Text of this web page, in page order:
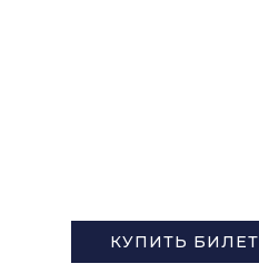
КУПИТЬ БИЛЕТ